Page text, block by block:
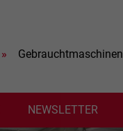
Gebrauchtmaschinen
NEWSLETTER